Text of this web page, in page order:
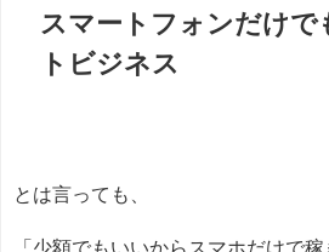
スマートフォンだけで
トビジネス
とは言っても、
「少額でもいいからスマホだけで稼